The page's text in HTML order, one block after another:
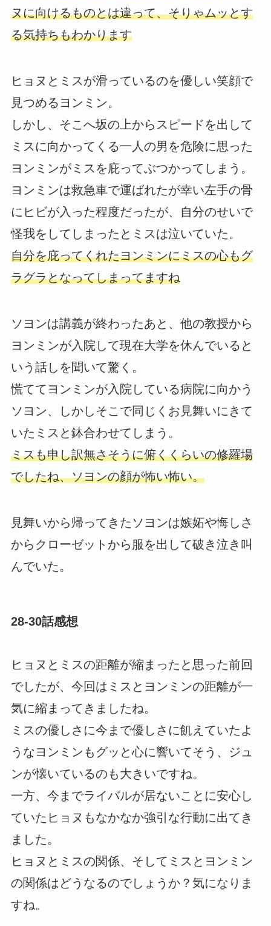
ヌに向けるものとは違って、そりゃムッとす
る気持ちもわかります
ヒョヌとミスが滑っているのを優しい笑顔で
見つめるヨンミン。
しかし、そこへ坂の上からスピードを出して
ミスに向かってくる一人の男を危険に思った
ヨンミンがミスを庇ってぶつかってしまう。
ヨンミンは救急車で運ばれたが幸い左手の骨
にヒビが入った程度だったが、自分のせいで
怪我をしてしまったとミスは泣いていた。
自分を庇ってくれたヨンミンにミスの心もグ
ラグラとなってしまってますね
ソヨンは講義が終わったあと、他の教授から
ヨンミンが入院して現在大学を休んでいると
いう話しを聞いて驚く。
慌ててヨンミンが入院している病院に向かう
ソヨン、しかしそこで同じくお見舞いにきて
いたミスと鉢合わせてしまう。
ミスも申し訳無さそうに俯くくらいの修羅場
でしたね、ソヨンの顔が怖い怖い。
見舞いから帰ってきたソヨンは嫉妬や悔しさ
からクローゼットから服を出して破き泣き叫
んでいた。
28-30話感想
ヒョヌとミスの距離が縮まったと思った前回
でしたが、今回はミスとヨンミンの距離が一
気に縮まってきましたね。
ミスの優しさに今まで優しさに飢えていたよ
うなヨンミンもグッと心に響いてそう、ジュ
ンが懐いているのも大きいですね。
一方、今までライバルが居ないことに安心し
ていたヒョヌもなかなか強引な行動に出てき
ました。
ヒョヌとミスの関係、そしてミスとヨンミン
の関係はどうなるのでしょうか？気になりま
すね。